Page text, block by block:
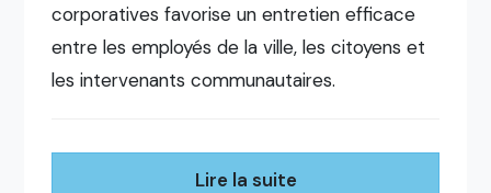
corporatives favorise un entretien efficace
entre les employés de la ville, les citoyens et
les intervenants communautaires.
Lire la suite